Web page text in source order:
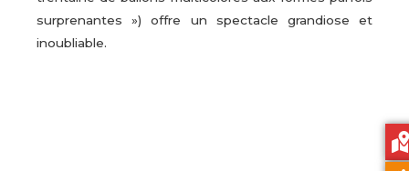
surprenantes ») offre un spectacle grandiose et
inoubliable.